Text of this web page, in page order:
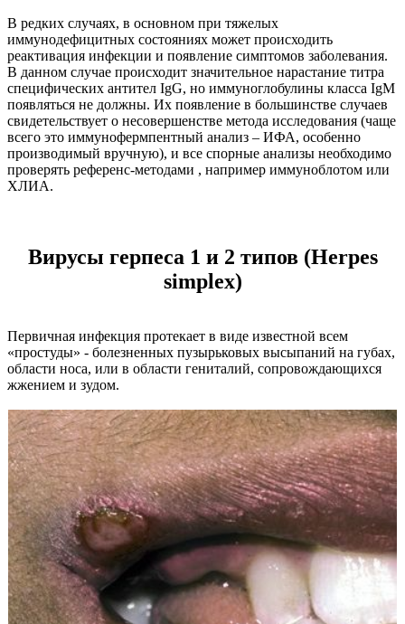
В редких случаях, в основном при тяжелых
иммунодефицитных состояниях может происходить
реактивация инфекции и появление симптомов заболевания.
В данном случае происходит значительное нарастание титра
специфических антител IgG, но иммуноглобулины класса IgM
появляться не должны. Их появление в большинстве случаев
свидетельствует о несовершенстве метода исследования (чаще
всего это иммунофермпентный анализ – ИФА, особенно
производимый вручную), и все спорные анализы необходимо
проверять референс-методами , например иммуноблотом или
ХЛИА.
Вирусы герпеса 1 и 2 типов (Herpes
simplex)
Первичная инфекция протекает в виде известной всем
«простуды» - болезненных пузырьковых высыпаний на губах,
области носа, или в области гениталий, сопровождающихся
жжением и зудом.